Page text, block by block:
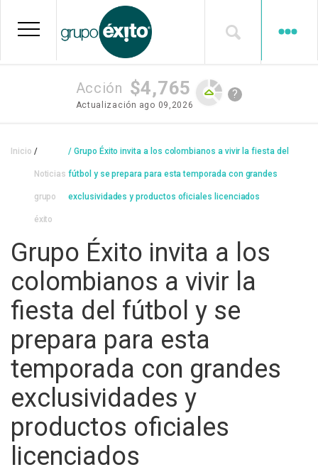
contenido
Acción $4,765
Actualización ago 09,2026
?
Sobrescribir
enlaces
ayuda
a
la
navegación
Inicio
Noticias
grupo
éxito
Grupo Éxito invita a los colombianos a vivir la fiesta del
fútbol y se prepara para esta temporada con grandes
exclusividades y productos oficiales licenciados
Grupo Éxito invita a los
colombianos a vivir la
fiesta del fútbol y se
prepara para esta
temporada con grandes
exclusividades y
productos oficiales
licenciados